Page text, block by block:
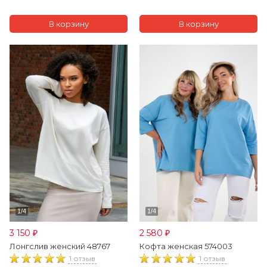
3 150 ₽
Лонгслив женский 48767
1 отзыв
2 580 ₽
Кофта женская 574003
1 отзыв